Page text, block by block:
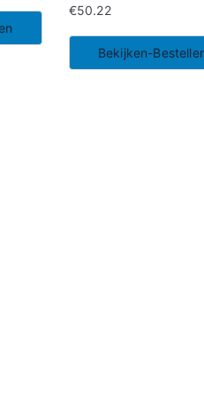
€50.22
Bekijken-